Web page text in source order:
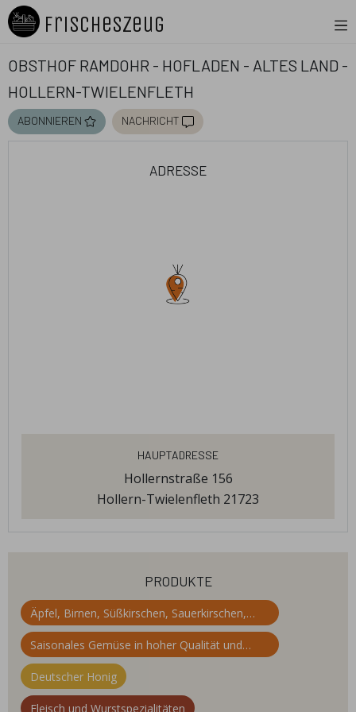
FrischesZeug
Obsthof Ramdohr - Hofladen - Altes Land -
Hollern-Twielenfleth
abonnieren nachricht
adresse
Hauptadresse
Hollernstraße 156
Hollern-Twielenfleth 21723
produkte
Äpfel, Birnen, Süßkirschen, Sauerkirschen,
Pflaumen, Zwetschen
Saisonales Gemüse in hoher Qualität und
Frische
Deutscher Honig
Fleisch und Wurstspezialitäten